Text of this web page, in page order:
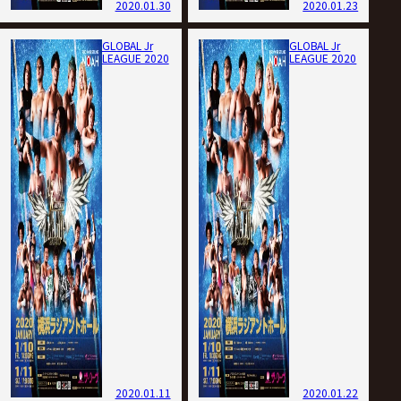
2020.01.30 2020.01.23
GLOBAL Jr
LEAGUE 2020
2020.01.11
GLOBAL Jr
LEAGUE 2020
2020.01.22